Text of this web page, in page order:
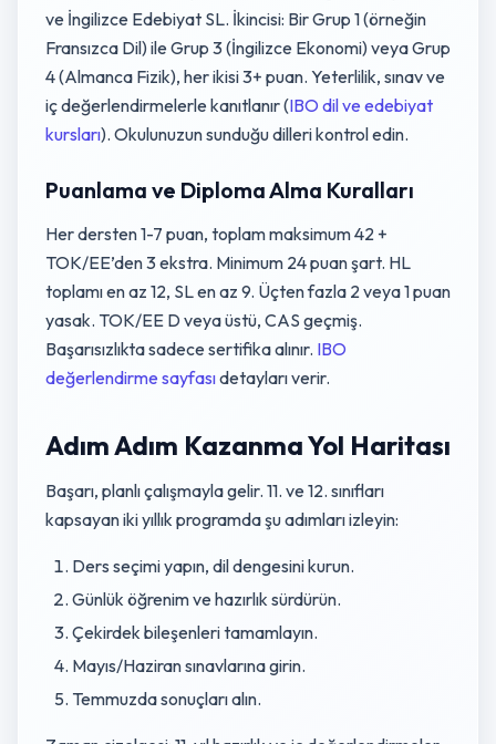
ve İngilizce Edebiyat SL. İkincisi: Bir Grup 1 (örneğin
Fransızca Dil) ile Grup 3 (İngilizce Ekonomi) veya Grup
4 (Almanca Fizik), her ikisi 3+ puan. Yeterlilik, sınav ve
iç değerlendirmelerle kanıtlanır (IBO dil ve edebiyat
kursları). Okulunuzun sunduğu dilleri kontrol edin.
Puanlama ve Diploma Alma Kuralları
Her dersten 1-7 puan, toplam maksimum 42 +
TOK/EE’den 3 ekstra. Minimum 24 puan şart. HL
toplamı en az 12, SL en az 9. Üçten fazla 2 veya 1 puan
yasak. TOK/EE D veya üstü, CAS geçmiş.
Başarısızlıkta sadece sertifika alınır. IBO
değerlendirme sayfasıdetayları verir.
Adım Adım Kazanma Yol Haritası
Başarı, planlı çalışmayla gelir. 11. ve 12. sınıfları
kapsayan iki yıllık programda şu adımları izleyin:
Ders seçimi yapın, dil dengesini kurun.
Günlük öğrenim ve hazırlık sürdürün.
Çekirdek bileşenleri tamamlayın.
Mayıs/Haziran sınavlarına girin.
Temmuzda sonuçları alın.